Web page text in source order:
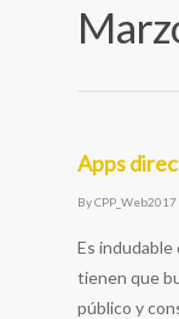
Apps
ByCPP_Web2017
Es indudable
tienen que
público y